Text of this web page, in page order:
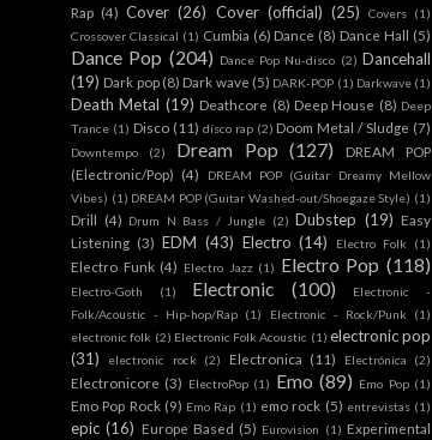
Rap (4) Cover (26) Cover (official) (25) Covers (1)
Crossover Classical (1) Cumbia (6) Dance (8) Dance Hall (5)
Dance Pop (204) Dance Pop Nu-disco (2) Dancehall
(19) Dark pop (8) Dark wave (5) DARK-POP (1) Darkwave (1)
Death Metal (19) Deathcore (8) Deep House (8) Deep
Trance (1) Disco (11) disco rap (2) Doom Metal / Sludge (7)
Downtempo (2) Dream Pop (127)
DREAM POP
(Electronic/Pop) (4)
DREAM POP (Guitar Dreamy Mellow
Vibes) (1) DREAM POP (Guitar Washed-out/Shoegaze Style) (1)
Drill (4) Drum N Bass / Jungle (2) Dubstep (19) Easy
Listening (3) EDM (43) Electro (14) Electro Folk (1)
Electro Funk (4) Electro Jazz (1) Electro Pop (118)
Electro-Goth (1) Electronic (100)
Electronic -
Folk/Acoustic - Hip-hop/Rap (1) Electronic - Rock/Punk
(1)
electronic folk (2) Electronic Folk Acoustic (1) electronic pop
(31)
electronic rock (2) Electronica (11) Electrónica (2)
Electronicore (3) ElectroPop (1) Emo (89) Emo Pop (1)
Emo Pop Rock (9) Emo Rap (1) emo rock (5) entrevistas (1)
epic (16) Europe Based (5) Eurovision (1) Experimental